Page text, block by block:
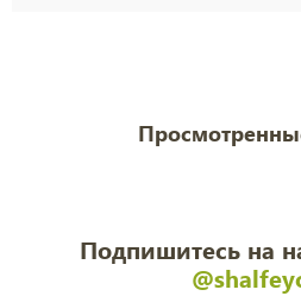
Подпишитесь на